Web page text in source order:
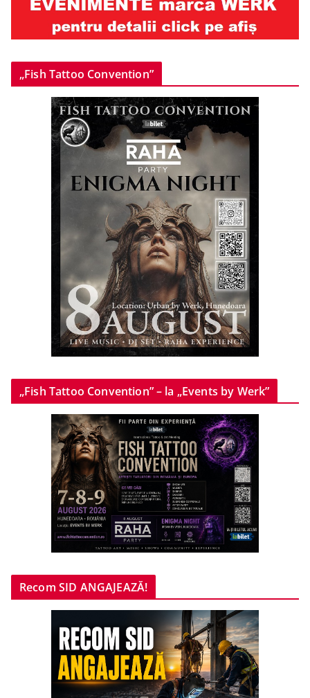
„Fish Tattoo Convention”
„Fish Tattoo Convention” – la „Events by Werk”
Recom SID ANGAJEAZĂ!